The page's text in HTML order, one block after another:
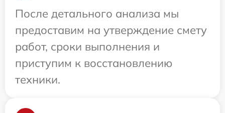
После детального анализа мы
предоставим на утверждение смету
работ, сроки выполнения и
приступим к восстановлению
техники.